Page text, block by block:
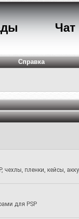
Чат
Справка
пленки, кейсы,
для PSP